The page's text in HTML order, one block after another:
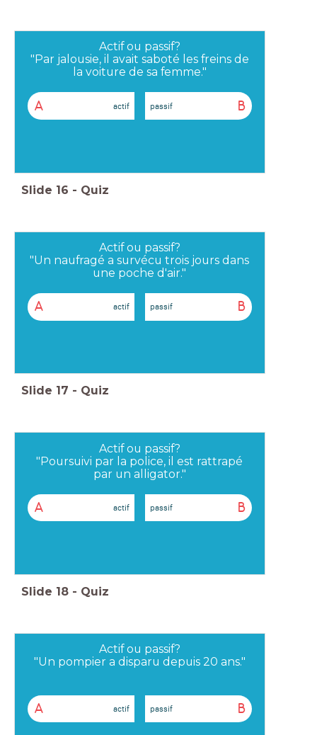
Actif ou passif?
"Par jalousie, il avait saboté les freins de
la voiture de sa femme."
A actif B
passif
Slide 16 - Quiz
Actif ou passif?
"Un naufragé a survécu trois jours dans
une poche d'air."
A actif B
passif
Slide 17 - Quiz
Actif ou passif?
"Poursuivi par la police, il est rattrapé
par un alligator."
A actif B
passif
Slide 18 - Quiz
Actif ou passif?
"Un pompier a disparu depuis 20 ans."
A actif B
passif